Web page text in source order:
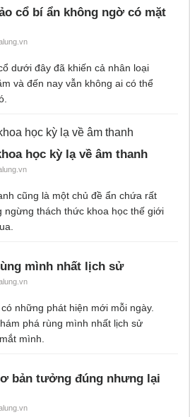
cổ bí ẩn không ngờ có mặt
dưới đây đã khiến cả nhân loại
và đến nay vẫn không ai có thể
học kỳ lạ về âm thanh
cũng là một chủ đề ẩn chứa rất
ngừng thách thức khoa học thế giới
mình nhất lịch sử
những phát hiện mới mỗi ngày.
phá rùng mình nhất lịch sử
bản tưởng đúng nhưng lại